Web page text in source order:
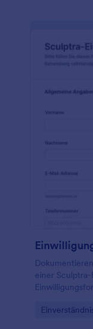
einer
Verwaltung
Go to